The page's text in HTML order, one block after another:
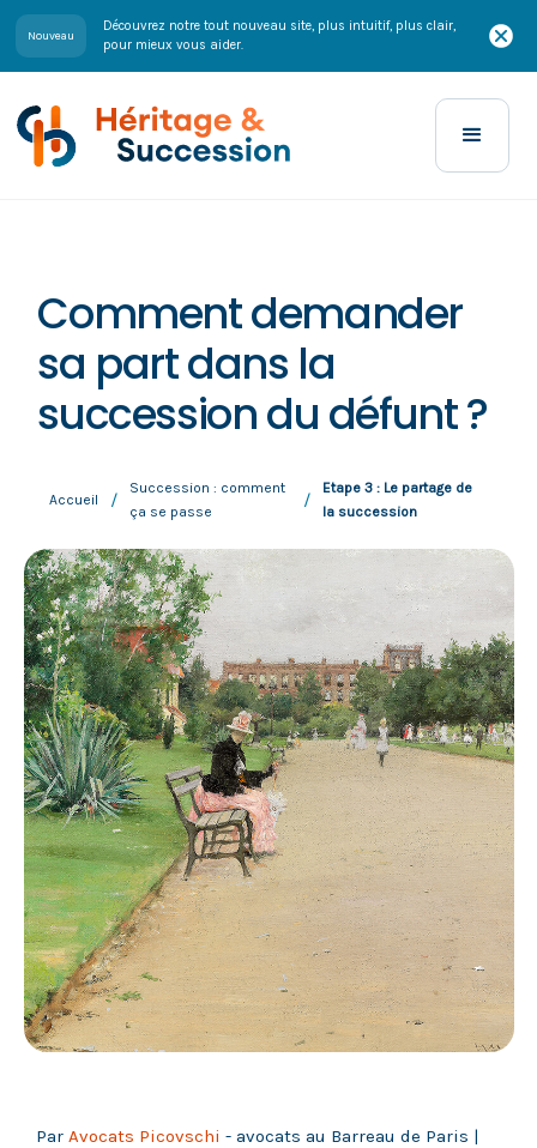
Nouveau
Découvrez notre tout nouveau site, plus intuitif, plus clair,
pour mieux vous aider.
Comment demander
sa part dans la
succession du défunt ?
Accueil /
Succession : comment
ça se passe
/
Etape 3 : Le partage de
la succession
Par Avocats Picovschi - avocats au Barreau de Paris |